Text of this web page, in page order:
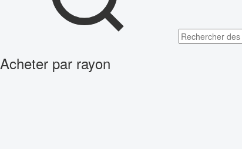
Acheter par rayon